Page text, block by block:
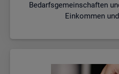
Bedarfsgemeinschaften
Einkommen